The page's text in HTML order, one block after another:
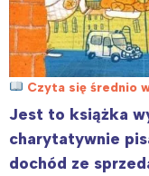
Czyta się średnio
Jest to książka
charytatywnie
dochód ze